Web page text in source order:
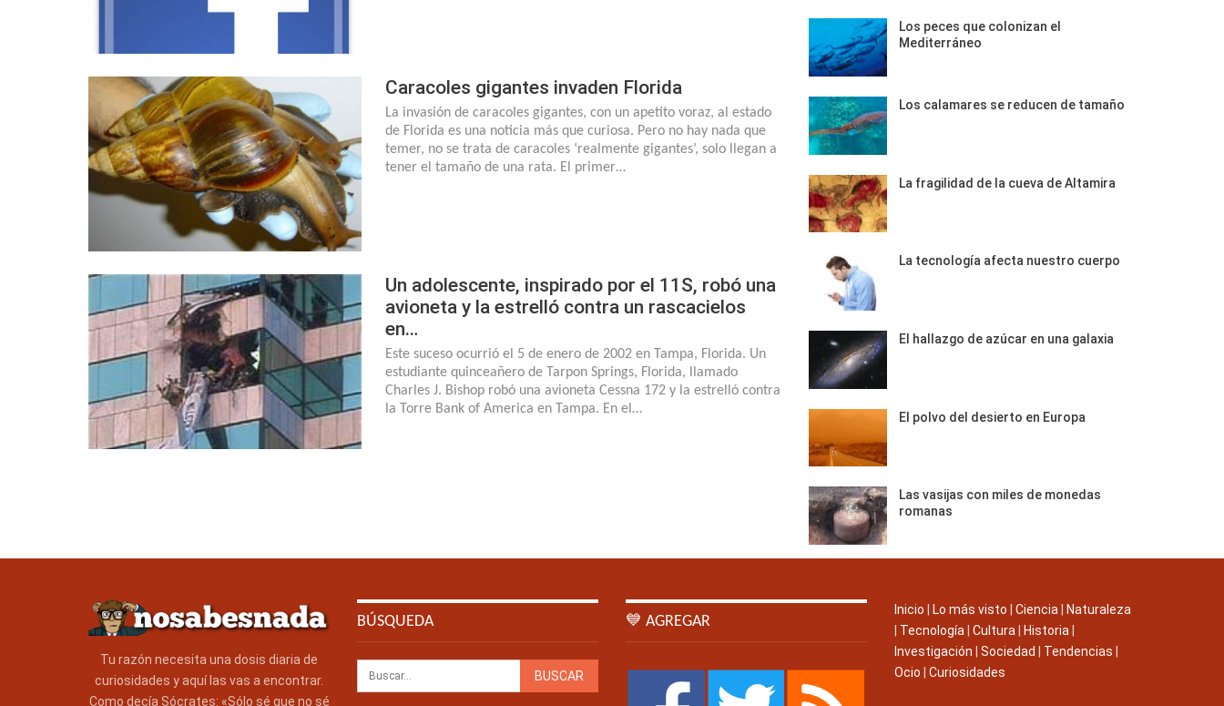
Caracoles gigantes invaden Florida
La invasión de caracoles gigantes, con un apetito voraz, al estado
de Florida es una noticia más que curiosa. Pero no hay nada que
temer, no se trata de caracoles ‘realmente gigantes’, solo llegan a
tener el tamaño de una rata. El primer…
Un adolescente, inspirado por el 11S, robó una
avioneta y la estrelló contra un rascacielos
en…
Este suceso ocurrió el 5 de enero de 2002 en Tampa, Florida. Un
estudiante quinceañero de Tarpon Springs, Florida, llamado
Charles J. Bishop robó una avioneta Cessna 172 y la estrelló contra
la Torre Bank of America en Tampa. En el…
Los peces que colonizan el
Mediterráneo
Los calamares se reducen de tamaño
La fragilidad de la cueva de Altamira
La tecnología afecta nuestro cuerpo
El hallazgo de azúcar en una galaxia
El polvo del desierto en Europa
Las vasijas con miles de monedas
romanas
Tu razón necesita una dosis diaria de
curiosidades y aquí las vas a encontrar.
Como decía Sócrates: «Sólo sé que no sé
BÚSQUEDA 💙 AGREGAR
Inicio Lo más visto Ciencia
Naturaleza
Tecnología Cultura Historia
Investigación
Sociedad Tendencias
Ocio
Curiosidades